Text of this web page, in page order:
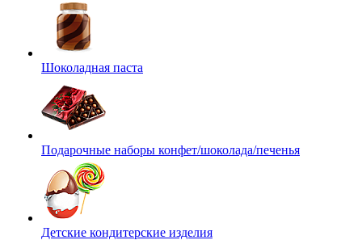
Шоколадная паста
Подарочные наборы конфет/шоколада/печенья
Детские кондитерские изделия